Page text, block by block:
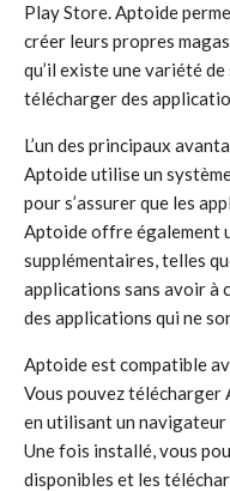
Play Store. Aptoide
créer leurs propres
qu’il existe une variété
télécharger des
L’un des principaux
Aptoide utilise un
pour s’assurer que les
Aptoide offre également
supplémentaires, telles
applications sans avoir à
des applications qui ne
Aptoide est compatible
Vous pouvez télécharger
en utilisant un
Une fois installé, vous
disponibles et les